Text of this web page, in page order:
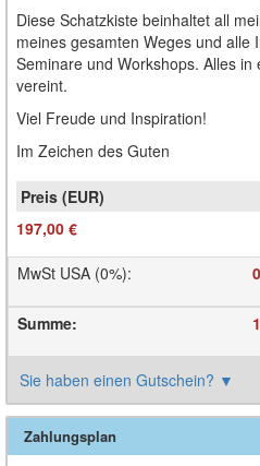
Diese Schatzkiste beinhaltet all
meines gesamten Weges und alle
Seminare und Workshops. Alles
vereint.
Viel Freude und Inspiration!
Im Zeichen des Guten
197,00 €
MwSt USA (0%):
Summe:
Sie haben einen Gutschein? ▼
Zahlungsplan